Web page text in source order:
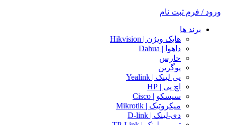
ورود / فرم ثبت نام
برند ها
هایک ویژن | Hikvision
داهوا | Dahua
حارس
یوگرین
یی لینک | Yealink
اچ پی | HP
سیسکو | Cisco
میکروتیک | Mikrotik
دی-لینک | D-link